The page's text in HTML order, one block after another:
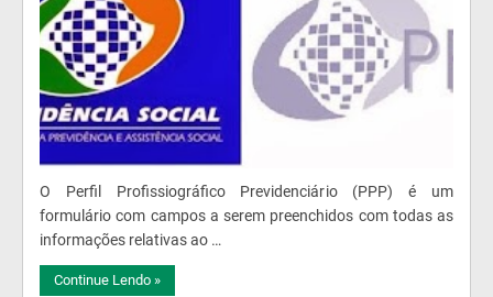
O Perfil Profissiográfico Previdenciário (PPP) é um
formulário com campos a serem preenchidos com todas as
informações relativas ao …
Continue Lendo »